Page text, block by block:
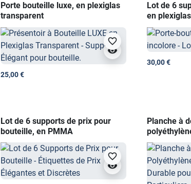
Porte bouteille luxe, en plexiglas
transparent
visibility
favorite_border
25,00 €
Lot de 6
en
30,00 €
Lot de 6 supports de prix pour
bouteille, en PMMA
visibility
favorite_border
Planche à